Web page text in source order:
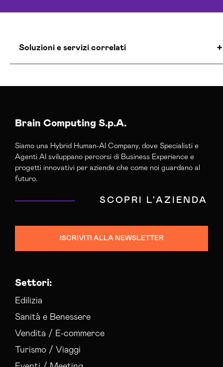
Soluzioni e servizi correlati
Brain Computing S.p.A.
Siamo una Hybrid Human-AI Company, dove Specialisti e
Agenti AI sviluppano percorsi di Business Experience e
progetti innovativi per aziende che come noi guardano al
futuro.
SCOPRI L'AZIENDA
ISCRIVITI ALLA NEWSLETTER
Settori:
Edilizia
Sanità e Benessere
Vendita / E-commerce
Turismo / Viaggi